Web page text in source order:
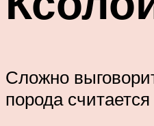
Сложно
порода